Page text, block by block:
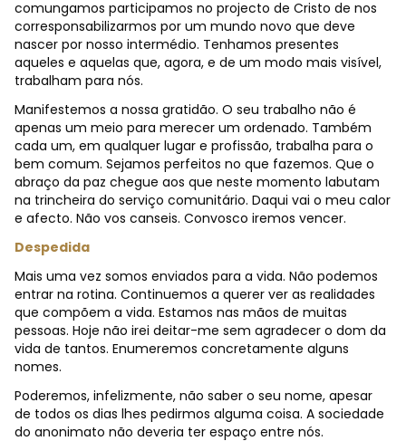
comungamos participamos no projecto de Cristo de nos
corresponsabilizarmos por um mundo novo que deve
nascer por nosso intermédio. Tenhamos presentes
aqueles e aquelas que, agora, e de um modo mais visível,
trabalham para nós.
Manifestemos a nossa gratidão. O seu trabalho não é
apenas um meio para merecer um ordenado. Também
cada um, em qualquer lugar e profissão, trabalha para o
bem comum. Sejamos perfeitos no que fazemos. Que o
abraço da paz chegue aos que neste momento labutam
na trincheira do serviço comunitário. Daqui vai o meu calor
e afecto. Não vos canseis. Convosco iremos vencer.
Despedida
Mais uma vez somos enviados para a vida. Não podemos
entrar na rotina. Continuemos a querer ver as realidades
que compõem a vida. Estamos nas mãos de muitas
pessoas. Hoje não irei deitar-me sem agradecer o dom da
vida de tantos. Enumeremos concretamente alguns
nomes.
Poderemos, infelizmente, não saber o seu nome, apesar
de todos os dias lhes pedirmos alguma coisa. A sociedade
do anonimato não deveria ter espaço entre nós.